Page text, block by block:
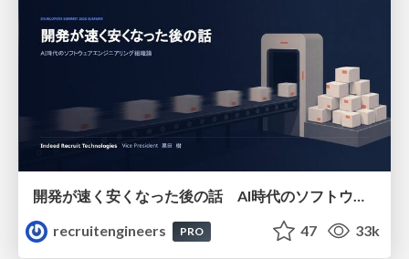
開発が速く安くなった後の話 AI時代のソフトウェアエンジニアリング組織論 #devsumi
recruitengineers
PRO 47 33k